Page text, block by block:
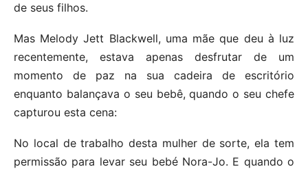
de seus filhos.
Mas Melody Jett Blackwell, uma mãe que deu à luz
recentemente, estava apenas desfrutar de um
momento de paz na sua cadeira de escritório
enquanto balançava o seu bebê, quando o seu chefe
capturou esta cena:
No local de trabalho desta mulher de sorte, ela tem
permissão para levar seu bebé Nora-Jo. E quando o